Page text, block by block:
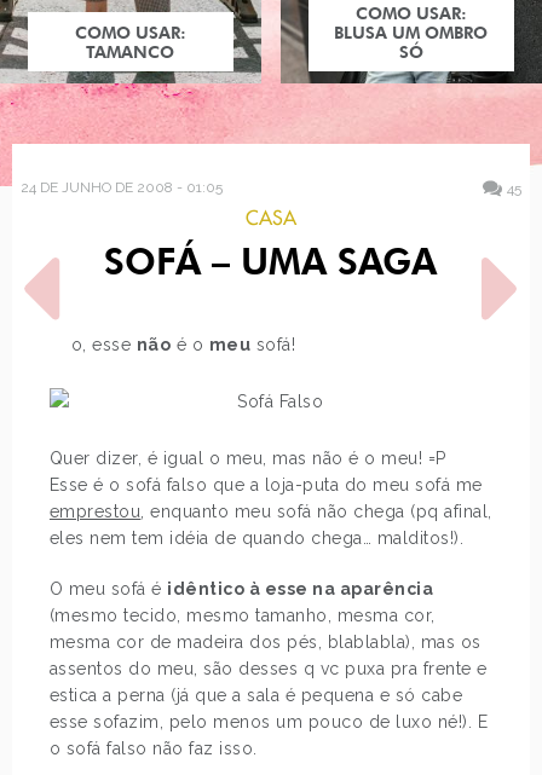
COMO USAR:
TAMANCO
COMO USAR:
BLUSA UM OMBRO
SÓ
24 DE JUNHO DE 2008 - 01:05 45
CASA
SOFÁ – UMA SAGA
Não, esse não é o meu sofá!
Quer dizer, é igual o meu, mas não é o meu! =P
Esse é o sofá falso que a loja-puta do meu sofá me
emprestou , enquanto meu sofá não chega (pq afinal,
eles nem tem idéia de quando chega… malditos!).
O meu sofá é idêntico à esse na aparência
(mesmo tecido, mesmo tamanho, mesma cor,
mesma cor de madeira dos pés, blablabla), mas os
assentos do meu, são desses q vc puxa pra frente e
estica a perna (já que a sala é pequena e só cabe
esse sofazim, pelo menos um pouco de luxo né!). E
o sofá falso não faz isso.
POST ANTERIOR
ACONTECEU?!
PRÓXIMO POST
VERÃO 2009 MELISSA